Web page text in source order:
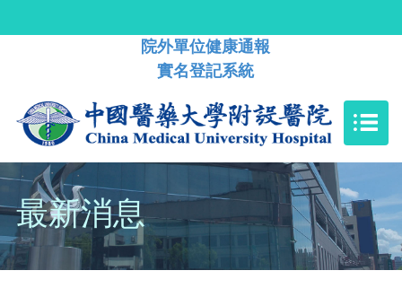
院外單位健康通報
實名登記系統
最新消息